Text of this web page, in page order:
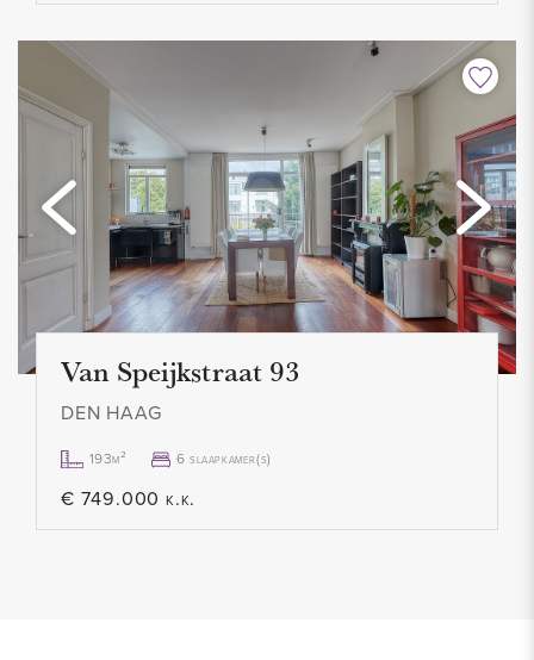
Van Speijkstraat 93
DEN HAAG
193m² 6 slaapkamer(s)
€ 749.000 k.k.